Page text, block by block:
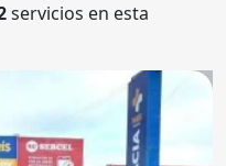
servicios en esta